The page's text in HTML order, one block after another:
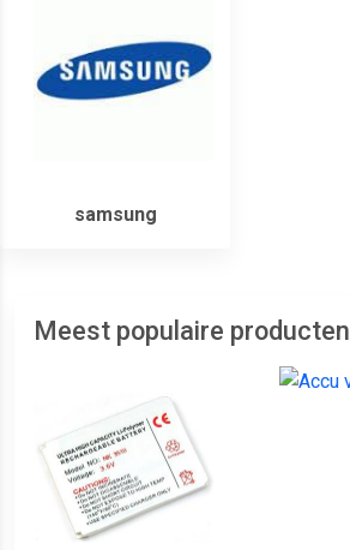
samsung
Meest populaire producten